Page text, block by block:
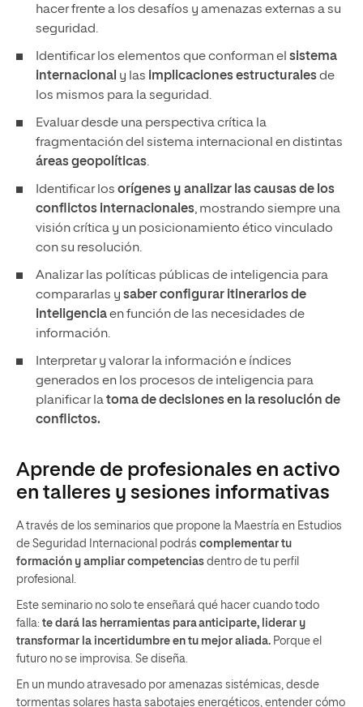
hacer frente a los desafíos y amenazas externas a su
seguridad.
Identificar los elementos que conforman el sistema
internacional y las implicaciones estructuralesde
los mismos para la seguridad.
Evaluar desde una perspectiva crítica la
fragmentación del sistema internacional en distintas
áreas geopolíticas.
Identificar los orígenes y analizar las causas de los
conflictos internacionales, mostrando siempre una
visión crítica y un posicionamiento ético vinculado
con su resolución.
Analizar las políticas públicas de inteligencia para
compararlas y saber configurar itinerarios de
inteligenciaen función de las necesidades de
información.
Interpretar y valorar la información e índices
generados en los procesos de inteligencia para
planificar latoma de decisiones en la resolución de
conflictos.
Aprende de profesionales en activo
en talleres y sesiones informativas
A través de los seminarios que propone la Maestría en Estudios
de Seguridad Internacional podrás complementar tu
formación y ampliar competencias dentro de tu perfil
profesional.
Este seminario no solo te enseñará qué hacer cuando todo
falla: te dará las herramientas para anticiparte, liderar y
transformar la incertidumbre en tu mejor aliada. Porque el
futuro no se improvisa. Se diseña.
En un mundo atravesado por amenazas sistémicas, desde
tormentas solares hasta sabotajes energéticos, entender cómo